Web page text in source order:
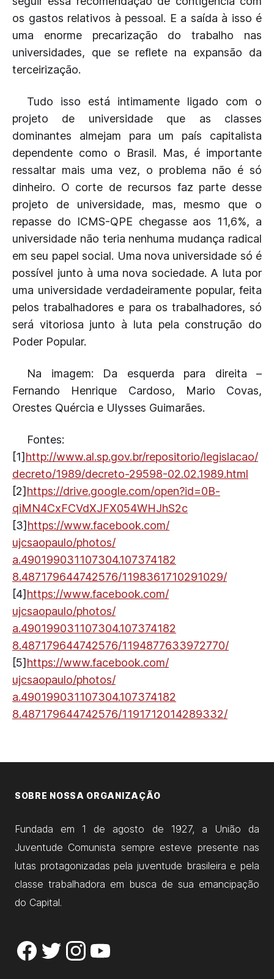
os gastos relativos à pessoal. E a saída à isso é
uma enorme precarização do trabalho nas
universidades, que se reflete na expansão da
terceirização.
Tudo isso está intimamente ligado com o
projeto de universidade que as classes
dominantes almejam para um país capitalista
dependente como o Brasil. Mas, é importante
ressaltar mais uma vez, o problema não é só
dinheiro. O corte de recursos faz parte desse
projeto de universidade, mas, mesmo que o
repasse do ICMS-QPE chegasse aos 11,6%, a
universidade não teria nenhuma mudança radical
em seu papel social. Uma nova universidade só é
possível junto à uma nova sociedade. A luta por
uma universidade verdadeiramente popular, feita
pelos trabalhadores e para os trabalhadores, só
será vitoriosa junto à luta pela construção do
Poder Popular.
Na imagem: Da esquerda para direita –
Fernando Henrique Cardoso, Mario Covas,
Orestes Quércia e Ulysses Guimarães.
Fontes:
[1] http://www.al.sp.gov.br/repositorio/legislacao/
decreto/1989/decreto-29598-02.02.1989.html
[2] https://drive.google.com/open?id=0B-
qiMN4CxFCVdXJFX054WHJhS2c
[3] https://www.facebook.com/
ujcsaopaulo/photos/
a.490199031107304.107374182
8.487179644742576/1198361710291029/
[4] https://www.facebook.com/
ujcsaopaulo/photos/
a.490199031107304.107374182
8.487179644742576/1194877633972770/
[5] https://www.facebook.com/
ujcsaopaulo/photos/
a.490199031107304.107374182
8.487179644742576/1191712014289332/
SOBRE NOSSA ORGANIZAÇÃO
Fundada em 1 de agosto de 1927, a União da
Juventude Comunista sempre esteve presente nas
lutas protagonizadas pela juventude brasileira e pela
classe trabalhadora em busca de sua emancipação
do Capital.